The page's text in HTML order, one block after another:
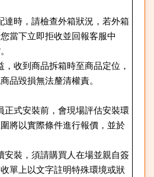
達時，請檢查外箱狀況，若外箱
當下立即拒收並回報客服中
收到商品拆箱時至商品定位，
品毀損無法釐清權責。
正式安裝前，會現場評估安裝環
將以實際條件進行報價，並於
安裝，須請購買人在場並親自簽
單上以文字註明特殊環境或狀